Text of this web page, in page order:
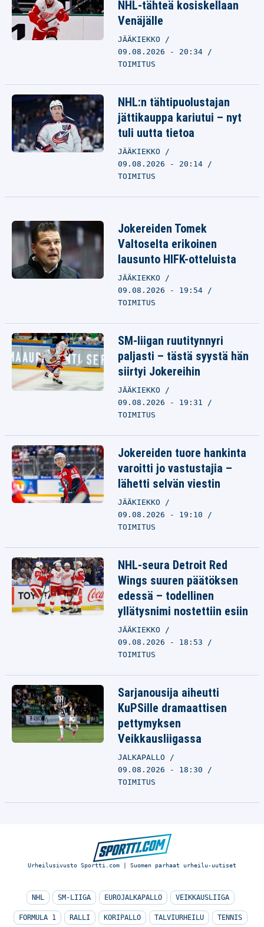
NHL-tähteä kosiskellaan
Venäjälle
JÄÄKIEKKO
09.08.2026 - 20:34
TOIMITUS
NHL:n tähtipuolustajan
jättikauppa kariutui – nyt
tuli uutta tietoa
JÄÄKIEKKO
09.08.2026 - 20:14
TOIMITUS
Jokereiden Tomek
Valtoselta erikoinen
lausunto HIFK-otteluista
JÄÄKIEKKO
09.08.2026 - 19:54
TOIMITUS
SM-liigan ruutitynnyri
paljasti – tästä syystä hän
siirtyi Jokereihin
JÄÄKIEKKO
09.08.2026 - 19:31
TOIMITUS
Jokereiden tuore hankinta
varoitti jo vastustajia –
lähetti selvän viestin
JÄÄKIEKKO
09.08.2026 - 19:10
TOIMITUS
NHL-seura Detroit Red
Wings suuren päätöksen
edessä – todellinen
yllätysnimi nostettiin esiin
JÄÄKIEKKO
09.08.2026 - 18:53
TOIMITUS
Sarjanousija aiheutti
KuPSille dramaattisen
pettymyksen
Veikkausliigassa
JALKAPALLO
09.08.2026 - 18:30
TOIMITUS
Urheilusivusto Sportti.com | Suomen parhaat urheilu-uutiset
NHL SM-LIIGA EUROJALKAPALLO VEIKKAUSLIIGA
FORMULA 1 RALLI KORIPALLO TALVIURHEILU TENNIS